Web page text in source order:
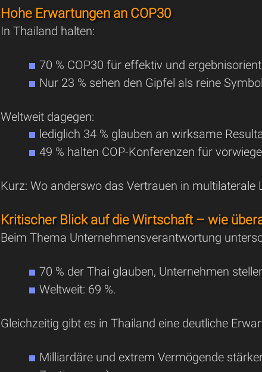
Hohe Erwartungen an COP30
In Thailand halten:
70 % COP30 für effektiv und
Nur 23 % sehen den Gipfel als reine
Weltweit dagegen:
lediglich 34 % glauben an wirksame
49 % halten COP-Konferenzen für
Kurz: Wo anderswo das Vertrauen in
Kritischer Blick auf die Wirtschaft – wie
Beim Thema Unternehmensverantwortung
70 % der Thai glauben, Unternehmen
Weltweit: 69 %.
Gleichzeitig gibt es in Thailand eine deutliche
Milliardäre und extrem Vermögende